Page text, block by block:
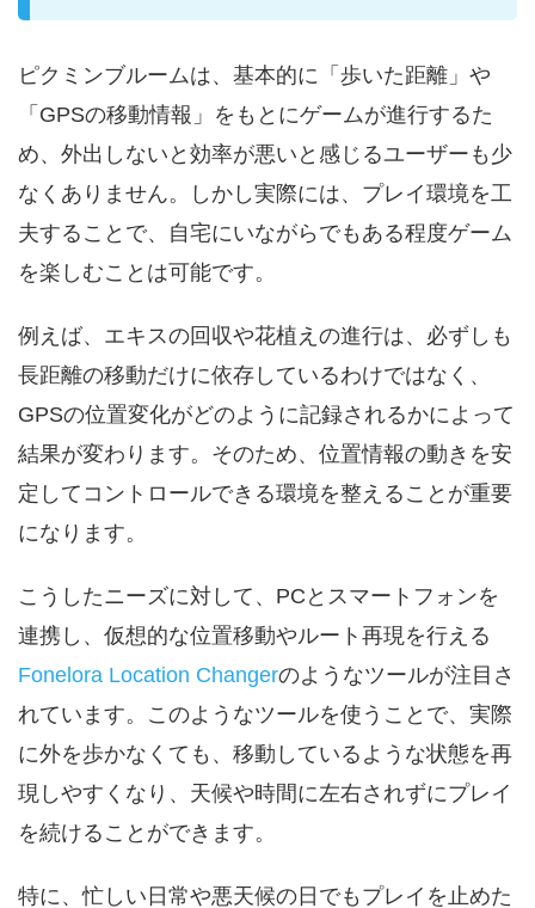
ピクミンブルームは、基本的に「歩いた距離」や
「GPSの移動情報」をもとにゲームが進行するた
め、外出しないと効率が悪いと感じるユーザーも少
なくありません。しかし実際には、プレイ環境を工
夫することで、自宅にいながらでもある程度ゲーム
を楽しむことは可能です。
例えば、エキスの回収や花植えの進行は、必ずしも
長距離の移動だけに依存しているわけではなく、
GPSの位置変化がどのように記録されるかによって
結果が変わります。そのため、位置情報の動きを安
定してコントロールできる環境を整えることが重要
になります。
こうしたニーズに対して、PCとスマートフォンを
連携し、仮想的な位置移動やルート再現を行える
Fonelora Location Changerのようなツールが注目さ
れています。このようなツールを使うことで、実際
に外を歩かなくても、移動しているような状態を再
現しやすくなり、天候や時間に左右されずにプレイ
を続けることができます。
特に、忙しい日常や悪天候の日でもプレイを止めた